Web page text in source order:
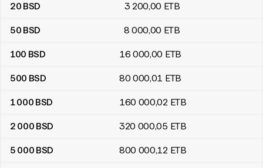
20 BSD 3 200,00 ETB
50 BSD 8 000,00 ETB
100 BSD 16 000,00 ETB
500 BSD 80 000,01 ETB
1 000 BSD 160 000,02 ETB
2 000 BSD 320 000,05 ETB
5 000 BSD 800 000,12 ETB